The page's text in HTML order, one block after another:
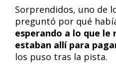
Sorprendidos, uno de
preguntó por qué
esperando a lo que le
estaban allí para
los puso tras la pista.